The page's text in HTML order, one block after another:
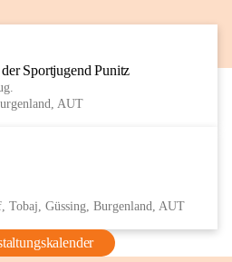
Sportjugend Punitz
AUT
Tobaj, Güssing, Burgenland, AUT